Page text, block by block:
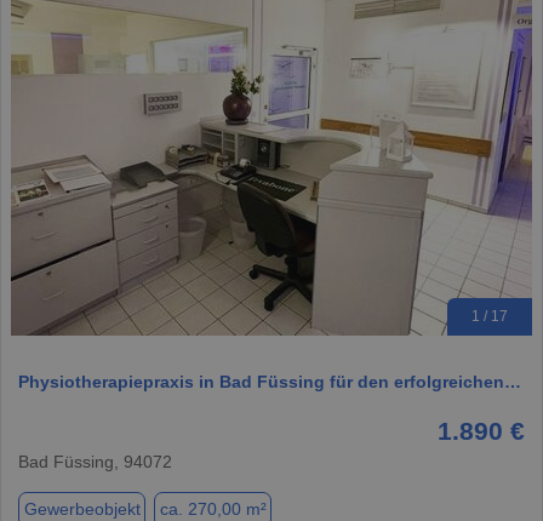
1 / 17
Physiotherapiepraxis in Bad Füssing für den erfolgreichen…
1.890 €
Bad Füssing, 94072
Gewerbeobjekt ca. 270,00 m²